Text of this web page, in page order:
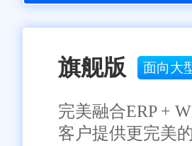
旗舰版 面向大
完美融合ERP +
客户提供更完美